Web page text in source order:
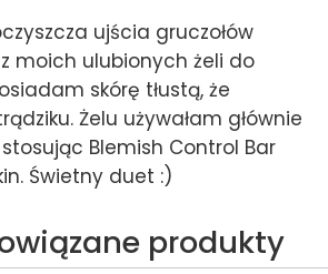
ujścia gruczołów
moich ulubionych żeli do
skórę tłustą, że
Żelu używałam głównie
Blemish Control Bar
Świetny duet :)
produkty